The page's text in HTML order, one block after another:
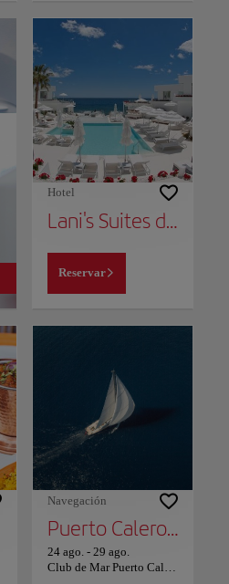
Hotel
Lani's Suites de Luxe - Adults Only
Reservar
Navegación
Puerto Calero Marina52 Super Series Sailing Week
24 ago. - 29 ago.
Club de Mar Puerto Calero